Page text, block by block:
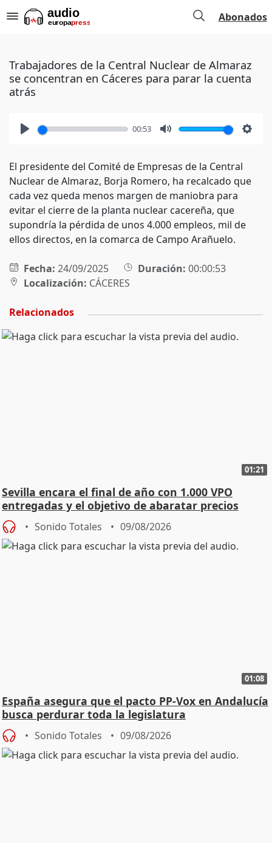
Abonados
Trabajadores de la Central Nuclear de Almaraz
se concentran en Cáceres para parar la cuenta
atrás
00:53
El presidente del Comité de Empresas de la Central
Nuclear de Almaraz, Borja Romero, ha recalcado que
cada vez queda menos margen de maniobra para
evitar el cierre de la planta nuclear cacereña, que
supondría la pérdida de unos 4.000 empleos, mil de
ellos directos, en la comarca de Campo Arañuelo.
Fecha: 24/09/2025 Duración: 00:00:53
Localización: CÁCERES
Relacionados
01:21
Sevilla encara el final de año con 1.000 VPO
entregadas y el objetivo de abaratar precios
Sonido Totales 09/08/2026
01:08
España asegura que el pacto PP-Vox en Andalucía
busca perdurar toda la legislatura
Sonido Totales 09/08/2026